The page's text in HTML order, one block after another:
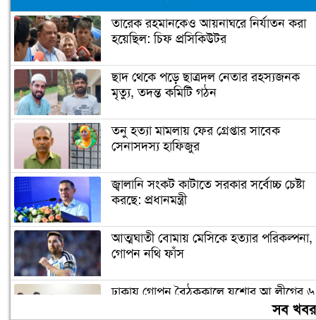
তারেক রহমানকেও আয়নাঘরে নির্যাতন করা
হয়েছিল: চিফ প্রসিকিউটর
ছাদ থেকে পড়ে ছাত্রদল নেতার রহস্যজনক
মৃত‍্যু, তদন্ত কমিটি গঠন
তনু হত্যা মামলায় ফের গ্রেপ্তার সাবেক
সেনাসদস্য হাফিজুর
জ্বালানি সংকট কাটাতে সরকার সর্বোচ্চ চেষ্টা
করছে: প্রধানমন্ত্রী
আত্মঘাতী বোমায় মেসিকে হত্যার পরিকল্পনা,
গোপন নথি ফাঁস
ঢাকায় গোপন বৈঠককালে যশোর আ.লীগের ৬
সব